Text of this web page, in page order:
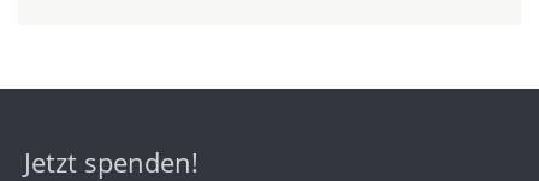
Jetzt spenden!